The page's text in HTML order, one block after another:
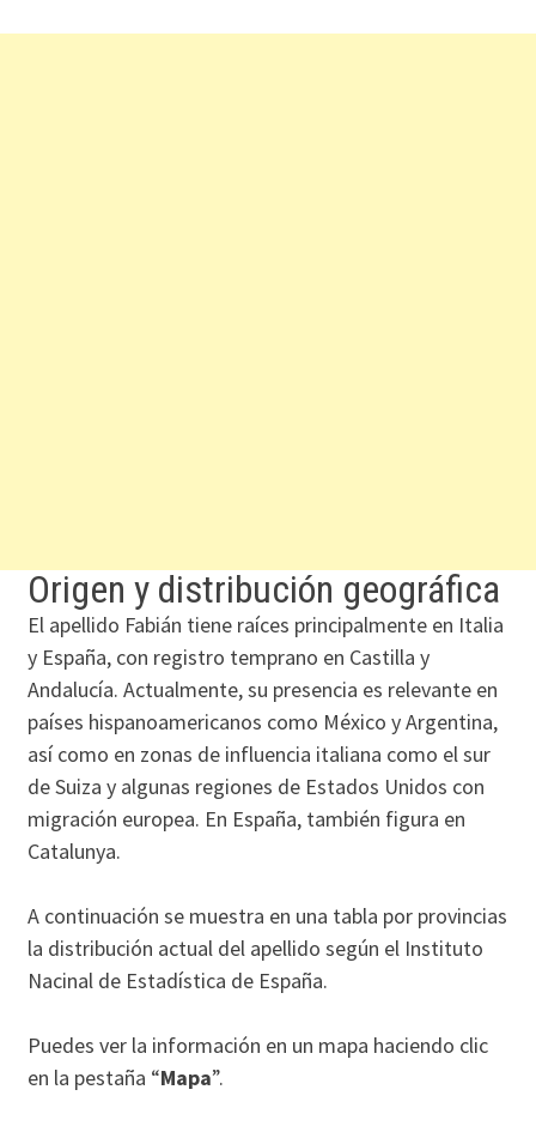
Origen y distribución geográfica
El apellido Fabián tiene raíces principalmente en Italia
y España, con registro temprano en Castilla y
Andalucía. Actualmente, su presencia es relevante en
países hispanoamericanos como México y Argentina,
así como en zonas de influencia italiana como el sur
de Suiza y algunas regiones de Estados Unidos con
migración europea. En España, también figura en
Catalunya.
A continuación se muestra en una tabla por provincias
la distribución actual del apellido según el Instituto
Nacinal de Estadística de España.
Puedes ver la información en un mapa haciendo clic
en la pestaña “Mapa”.